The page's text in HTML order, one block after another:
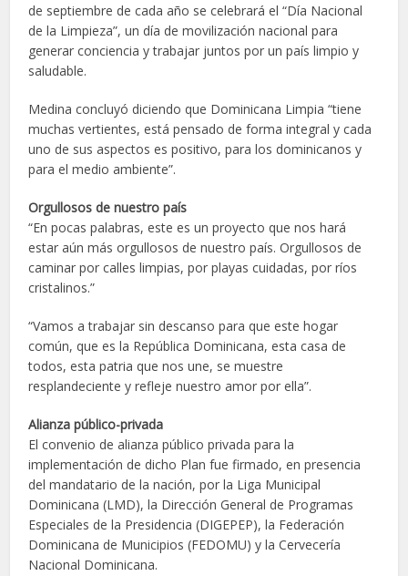
de septiembre de cada año se celebrará el “Día Nacional
de la Limpieza”, un día de movilización nacional para
generar conciencia y trabajar juntos por un país limpio y
saludable.
Medina concluyó diciendo que Dominicana Limpia “tiene
muchas vertientes, está pensado de forma integral y cada
uno de sus aspectos es positivo, para los dominicanos y
para el medio ambiente”.
Orgullosos de nuestro país
“En pocas palabras, este es un proyecto que nos hará
estar aún más orgullosos de nuestro país. Orgullosos de
caminar por calles limpias, por playas cuidadas, por ríos
cristalinos.”
“Vamos a trabajar sin descanso para que este hogar
común, que es la República Dominicana, esta casa de
todos, esta patria que nos une, se muestre
resplandeciente y refleje nuestro amor por ella”.
Alianza público-privada
El convenio de alianza público privada para la
implementación de dicho Plan fue firmado, en presencia
del mandatario de la nación, por la Liga Municipal
Dominicana (LMD), la Dirección General de Programas
Especiales de la Presidencia (DIGEPEP), la Federación
Dominicana de Municipios (FEDOMU) y la Cervecería
Nacional Dominicana.